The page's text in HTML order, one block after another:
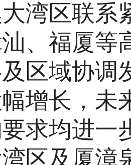
湾区联系
、福厦等
区域协调
增长，未
求均进一
区及厦漳